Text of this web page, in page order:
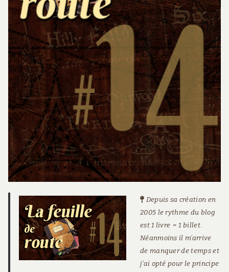
Depuis sa création en
2005 le rythme du blog
est 1 livre = 1 billet.
Néanmoins il m’arrive
de manquer de temps et
j’ai opté pour le principe